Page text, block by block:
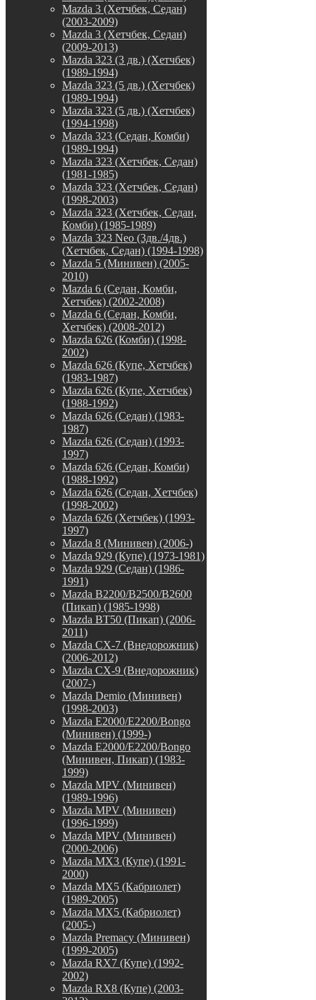
Mazda 3 (Хетчбек, Седан)
(2003-2009)
Mazda 3 (Хетчбек, Седан)
(2009-2013)
Mazda 323 (3 дв.) (Хетчбек)
(1989-1994)
Mazda 323 (5 дв.) (Хетчбек)
(1989-1994)
Mazda 323 (5 дв.) (Хетчбек)
(1994-1998)
Mazda 323 (Седан, Комби)
(1989-1994)
Mazda 323 (Хетчбек, Седан)
(1981-1985)
Mazda 323 (Хетчбек, Седан)
(1998-2003)
Mazda 323 (Хетчбек, Седан,
Комби) (1985-1989)
Mazda 323 Neo (3дв./4дв.)
(Хетчбек, Седан) (1994-1998)
Mazda 5 (Минивен) (2005-
2010)
Mazda 6 (Седан, Комби,
Хетчбек) (2002-2008)
Mazda 6 (Седан, Комби,
Хетчбек) (2008-2012)
Mazda 626 (Комби) (1998-
2002)
Mazda 626 (Купе, Хетчбек)
(1983-1987)
Mazda 626 (Купе, Хетчбек)
(1988-1992)
Mazda 626 (Седан) (1983-
1987)
Mazda 626 (Седан) (1993-
1997)
Mazda 626 (Седан, Комби)
(1988-1992)
Mazda 626 (Седан, Хетчбек)
(1998-2002)
Mazda 626 (Хетчбек) (1993-
1997)
Mazda 8 (Минивен) (2006-)
Mazda 929 (Купе) (1973-1981)
Mazda 929 (Седан) (1986-
1991)
Mazda B2200/B2500/B2600
(Пикап) (1985-1998)
Mazda BT50 (Пикап) (2006-
2011)
Mazda CX-7 (Внедорожник)
(2006-2012)
Mazda CX-9 (Внедорожник)
(2007-)
Mazda Demio (Минивен)
(1998-2003)
Mazda E2000/E2200/Bongo
(Минивен) (1999-)
Mazda E2000/E2200/Bongo
(Минивен, Пикап) (1983-
1999)
Mazda MPV (Минивен)
(1989-1996)
Mazda MPV (Минивен)
(1996-1999)
Mazda MPV (Минивен)
(2000-2006)
Mazda MX3 (Купе) (1991-
2000)
Mazda MX5 (Кабриолет)
(1989-2005)
Mazda MX5 (Кабриолет)
(2005-)
Mazda Premacy (Минивен)
(1999-2005)
Mazda RX7 (Купе) (1992-
2002)
Mazda RX8 (Купе) (2003-